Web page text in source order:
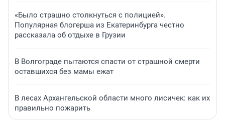
«Было страшно столкнуться с полицией».
Популярная блогерша из Екатеринбурга честно
рассказала об отдыхе в Грузии
В Волгограде пытаются спасти от страшной смерти
оставшихся без мамы ежат
В лесах Архангельской области много лисичек: как их
правильно пожарить